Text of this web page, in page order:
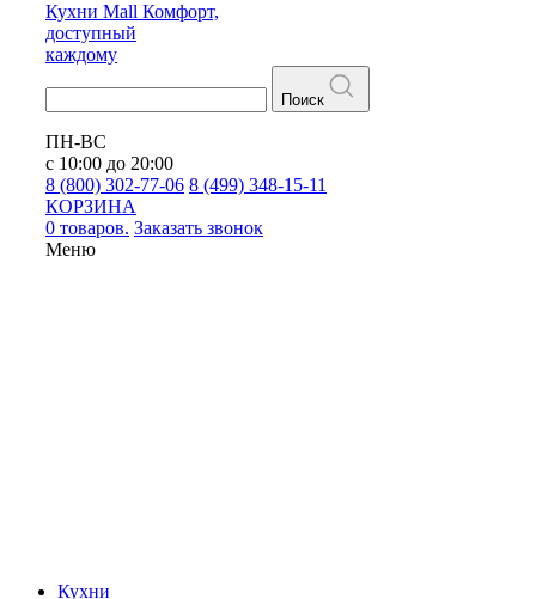
Кухни Mall Комфорт,
доступный
каждому
Поиск
ПН-ВС
с 10:00 до 20:00
8 (800) 302-77-06 8 (499) 348-15-11
КОРЗИНА
0 товаров. Заказать звонок
Меню
Кухни